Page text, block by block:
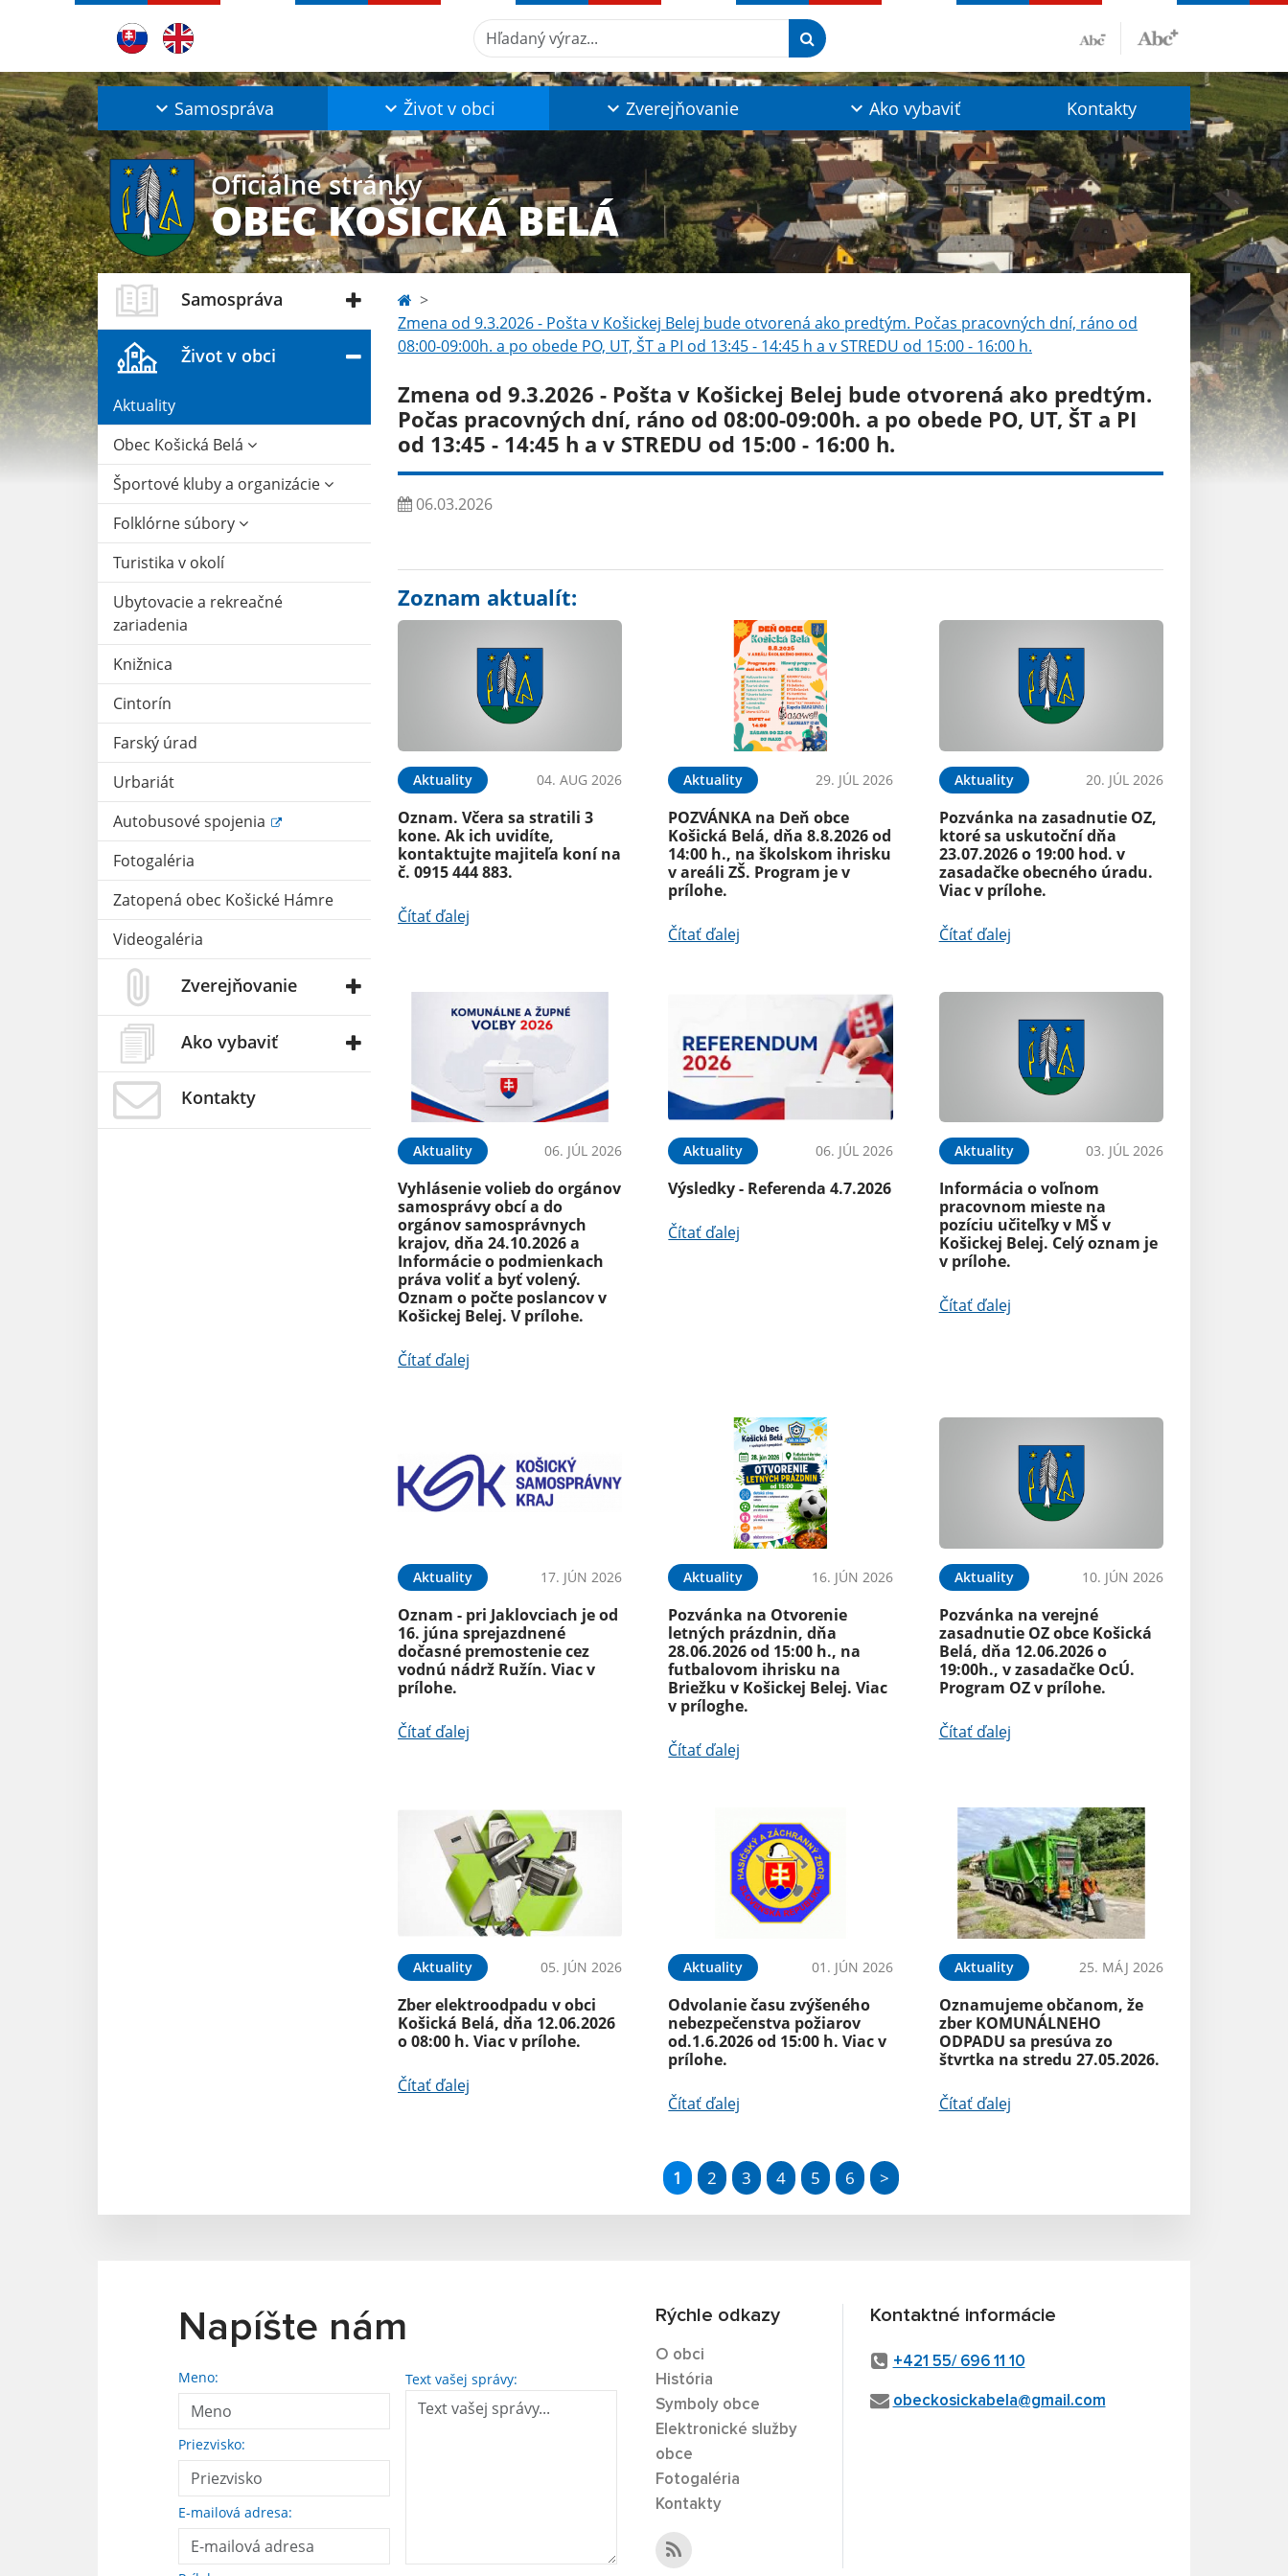
Hľadaný výraz...
Samospráva Život v obci Zverejňovanie Ako vybaviť Kontakty
Oficiálne stránky
OBEC KOŠICKÁ BELÁ
Samospráva
Život v obci
Aktuality
Obec Košická Belá
Športové kluby a organizácie
Folklórne súbory
Turistika v okolí
Ubytovacie a rekreačné
zariadenia
Knižnica
Cintorín
Farský úrad
Urbariát
Autobusové spojenia
Fotogaléria
Zatopená obec Košické Hámre
Videogaléria
Zverejňovanie
Ako vybaviť
Kontakty
Zmena od 9.3.2026 - Pošta v Košickej Belej bude otvorená ako predtým. Počas pracovných dní, ráno od
08:00-09:00h. a po obede PO, UT, ŠT a PI od 13:45 - 14:45 h a v STREDU od 15:00 - 16:00 h.
Zmena od 9.3.2026 - Pošta v Košickej Belej bude otvorená ako predtým.
Počas pracovných dní, ráno od 08:00-09:00h. a po obede PO, UT, ŠT a PI
od 13:45 - 14:45 h a v STREDU od 15:00 - 16:00 h.
06.03.2026
Zoznam aktualít:
Aktuality 04. AUG 2026
Oznam. Včera sa stratili 3
kone. Ak ich uvidíte,
kontaktujte majiteľa koní na
č. 0915 444 883.
Čítať ďalej
Aktuality 29. JÚL 2026
POZVÁNKA na Deň obce
Košická Belá, dňa 8.8.2026 od
14:00 h., na školskom ihrisku
v areáli ZŠ. Program je v
prílohe.
Čítať ďalej
Aktuality 20. JÚL 2026
Pozvánka na zasadnutie OZ,
ktoré sa uskutoční dňa
23.07.2026 o 19:00 hod. v
zasadačke obecného úradu.
Viac v prílohe.
Čítať ďalej
Aktuality 06. JÚL 2026
Vyhlásenie volieb do orgánov
samosprávy obcí a do
orgánov samosprávnych
krajov, dňa 24.10.2026 a
Informácie o podmienkach
práva voliť a byť volený.
Oznam o počte poslancov v
Košickej Belej. V prílohe.
Čítať ďalej
Aktuality 06. JÚL 2026
Výsledky - Referenda 4.7.2026
Čítať ďalej
Aktuality 03. JÚL 2026
Informácia o voľnom
pracovnom mieste na
pozíciu učiteľky v MŠ v
Košickej Belej. Celý oznam je
v prílohe.
Čítať ďalej
Aktuality 17. JÚN 2026
Oznam - pri Jaklovciach je od
16. júna sprejazdnené
dočasné premostenie cez
vodnú nádrž Ružín. Viac v
prílohe.
Čítať ďalej
Aktuality 16. JÚN 2026
Pozvánka na Otvorenie
letných prázdnin, dňa
28.06.2026 od 15:00 h., na
futbalovom ihrisku na
Briežku v Košickej Belej. Viac
v príloghe.
Čítať ďalej
Aktuality 10. JÚN 2026
Pozvánka na verejné
zasadnutie OZ obce Košická
Belá, dňa 12.06.2026 o
19:00h., v zasadačke OcÚ.
Program OZ v prílohe.
Čítať ďalej
Aktuality 05. JÚN 2026
Zber elektroodpadu v obci
Košická Belá, dňa 12.06.2026
o 08:00 h. Viac v prílohe.
Čítať ďalej
Aktuality 01. JÚN 2026
Odvolanie času zvýšeného
nebezpečenstva požiarov
od.1.6.2026 od 15:00 h. Viac v
prílohe.
Čítať ďalej
Aktuality 25. MÁJ 2026
Oznamujeme občanom, že
zber KOMUNÁLNEHO
ODPADU sa presúva zo
štvrtka na stredu 27.05.2026.
Čítať ďalej
1 2 3 4 5 6 >
Napíšte nám
Meno:
Priezvisko:
E-mailová adresa:
Text vašej správy:
Rýchle odkazy
O obci
História
Symboly obce
Elektronické služby
obce
Fotogaléria
Kontakty
Kontaktné informácie
+421 55/ 696 11 10
obeckosickabela@gmail.com